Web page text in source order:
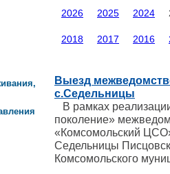
2026
2025 2024
2018 2017 2016
Выезд
с.Седельницы
В рамках
поколение»
«Комсомольский
Седельницы
Комсомольского